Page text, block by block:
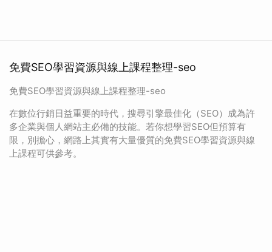
免費SEO學習資源與線上課程整理-seo
免費SEO學習資源與線上課程整理-seo
在數位行銷日益重要的時代，搜尋引擎最佳化（SEO）成為許
多企業與個人網站主必備的技能。若你想學習SEO但預算有
限，別擔心，網路上其實有大量優質的免費SEO學習資源與線
上課程可供參考。